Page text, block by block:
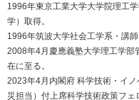
1996年東京工業大学大学院理工
学）取得。
1996年筑波大学社会工学系・講
2008年4月慶應義塾大学理工学部
在に至る。
2023年4月内閣府 科学技術・イ
災担当）付上席科学技術政策フェ